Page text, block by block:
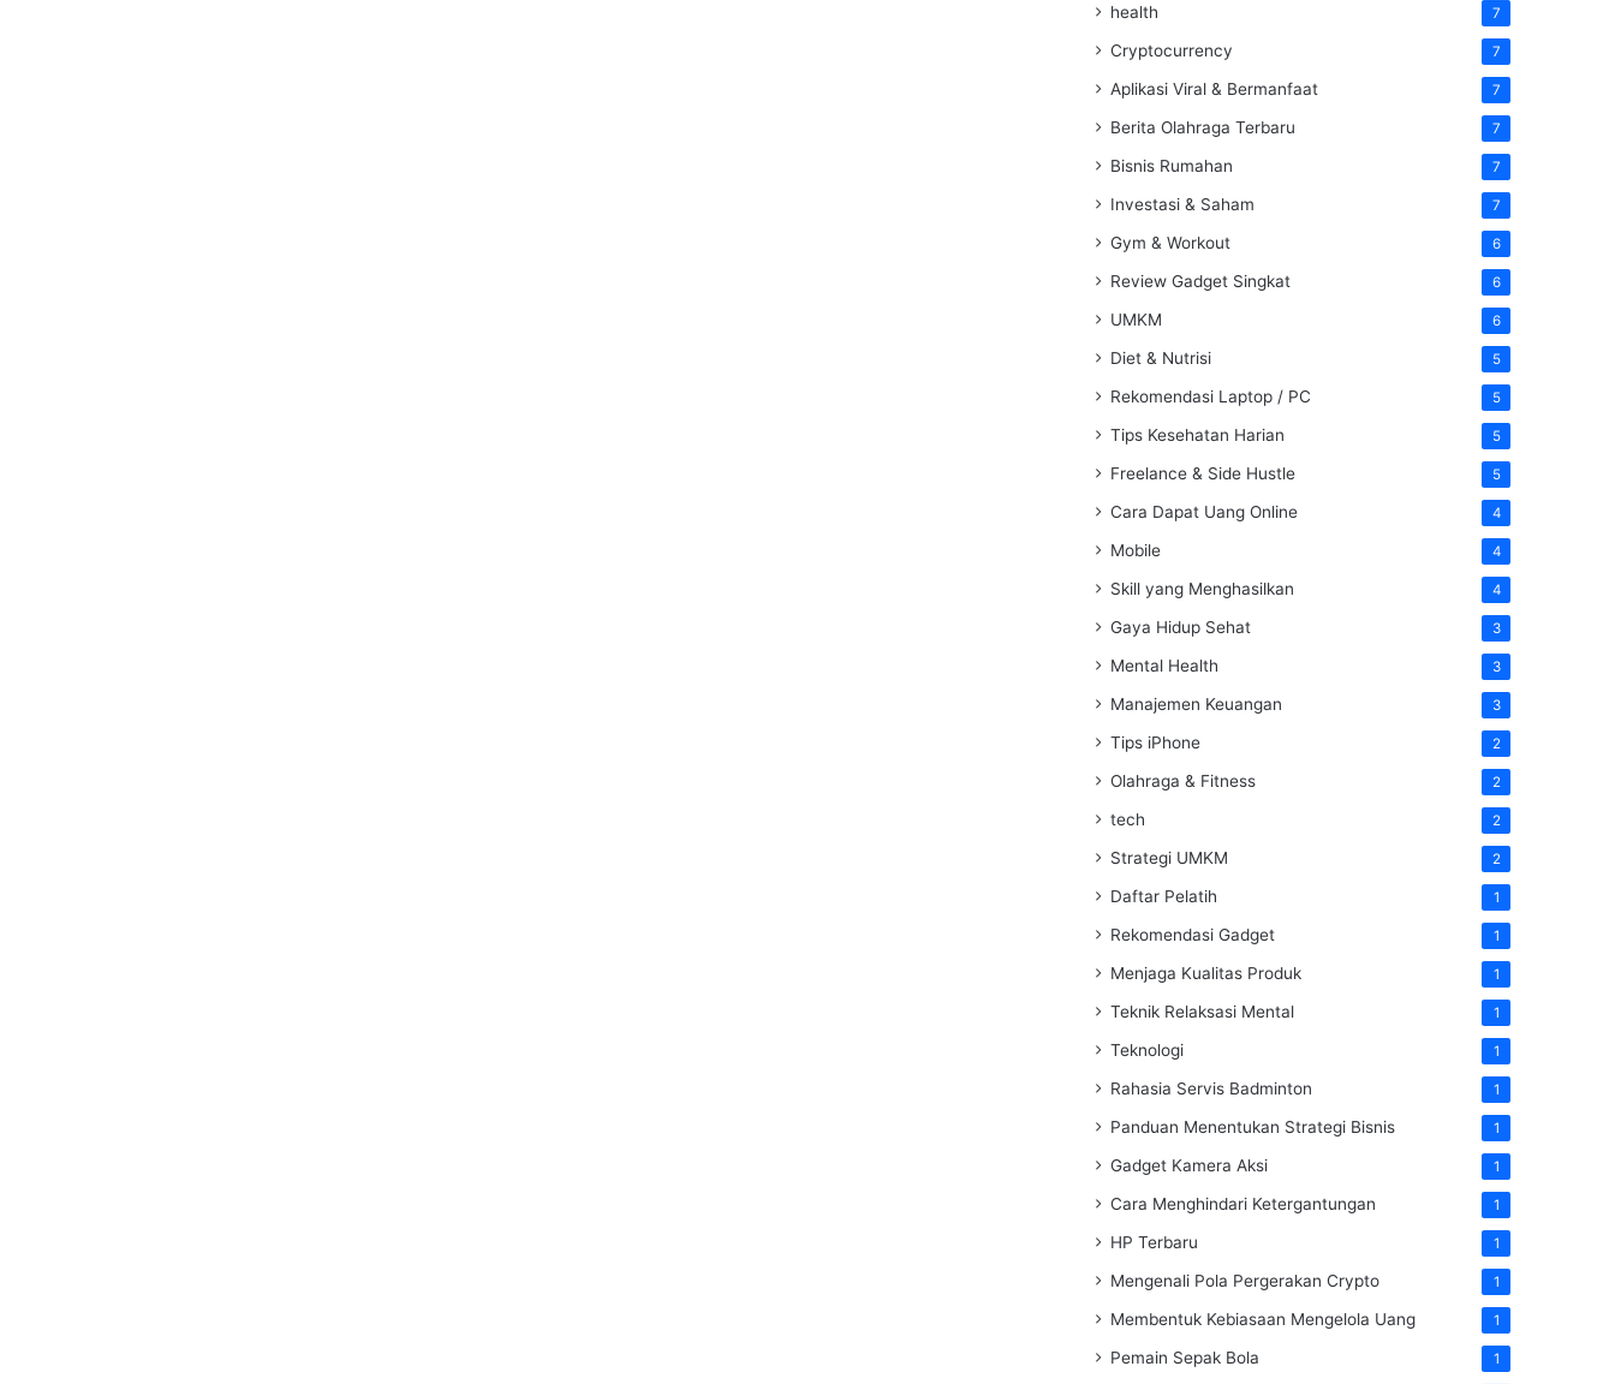
health 7
Cryptocurrency 7
Aplikasi Viral & Bermanfaat 7
Berita Olahraga Terbaru 7
Bisnis Rumahan 7
Investasi & Saham 7
Gym & Workout 6
Review Gadget Singkat 6
UMKM 6
Diet & Nutrisi 5
Rekomendasi Laptop / PC 5
Tips Kesehatan Harian 5
Freelance & Side Hustle 5
Cara Dapat Uang Online 4
Mobile 4
Skill yang Menghasilkan 4
Gaya Hidup Sehat 3
Mental Health 3
Manajemen Keuangan 3
Tips iPhone 2
Olahraga & Fitness 2
tech 2
Strategi UMKM 2
Daftar Pelatih 1
Rekomendasi Gadget 1
Menjaga Kualitas Produk 1
Teknik Relaksasi Mental 1
Teknologi 1
Rahasia Servis Badminton 1
Panduan Menentukan Strategi Bisnis 1
Gadget Kamera Aksi 1
Cara Menghindari Ketergantungan 1
HP Terbaru 1
Mengenali Pola Pergerakan Crypto 1
Membentuk Kebiasaan Mengelola Uang 1
Pemain Sepak Bola 1